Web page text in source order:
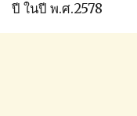
ปี ในปี พ.ศ.2578